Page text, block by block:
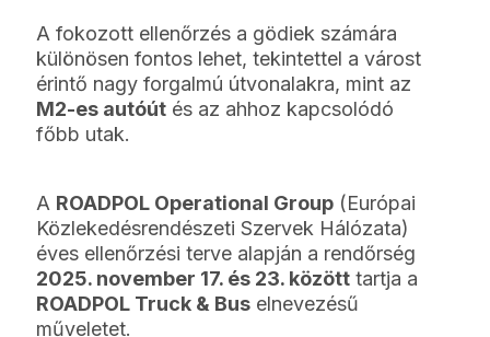
A fokozott ellenőrzés a gödiek számára
különösen fontos lehet, tekintettel a várost
érintő nagy forgalmú útvonalakra, mint az
M2-es autóút és az ahhoz kapcsolódó
főbb utak.
A ROADPOL Operational Group (Európai
Közlekedésrendészeti Szervek Hálózata)
éves ellenőrzési terve alapján a rendőrség
2025. november 17. és 23. között tartja a
ROADPOL Truck & Bus elnevezésű
műveletet.